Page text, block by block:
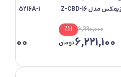
6,990,000
%11
6,221,100تومان
5216A-1